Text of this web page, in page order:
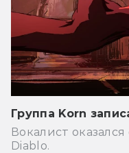
Группа Korn
Вокалист
Diablo.